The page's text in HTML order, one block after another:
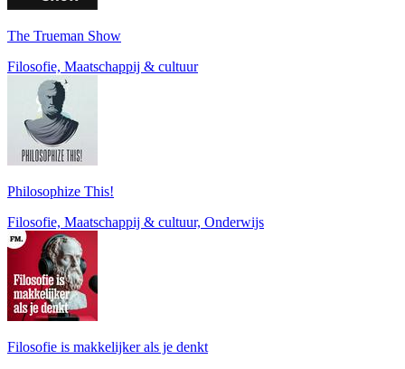
The Trueman Show
Filosofie, Maatschappij & cultuur
Philosophize This!
Filosofie, Maatschappij & cultuur, Onderwijs
Filosofie is makkelijker als je denkt